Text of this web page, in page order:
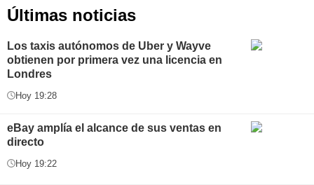
Últimas noticias
Los taxis autónomos de Uber y Wayve
obtienen por primera vez una licencia en
Londres
Hoy 19:28
eBay amplía el alcance de sus ventas en
directo
Hoy 19:22